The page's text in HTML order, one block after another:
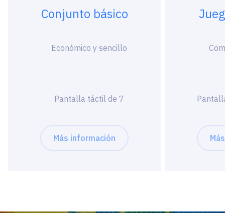
Conjunto básico
Económico y sencillo
Pantalla táctil de 7
Más información